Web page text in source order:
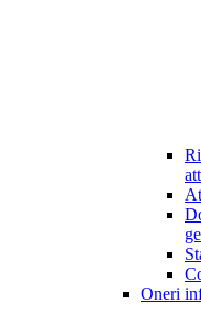
Oneri